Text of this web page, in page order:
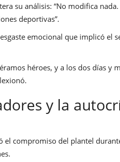
su análisis: “No modifica
deportivas”.
emocional que implicó el
héroes, y a los dos días y
y la
el compromiso del plantel